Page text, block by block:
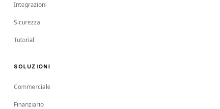
Integrazioni
Sicurezza
Tutorial
SOLUZIONI
Commerciale
Finanziario